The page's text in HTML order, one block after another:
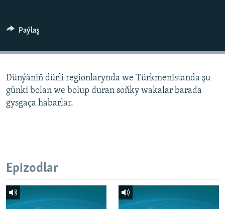
Paýlaş
Dünýäniň dürli regionlarynda we Türkmenistanda şu
günki bolan we bolup duran soňky wakalar barada
gysgaça habarlar.
Epizodlar